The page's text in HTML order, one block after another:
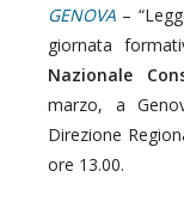
GENOVA –
giornata
Nazionale
marzo, a
Direzione
ore 13.00.